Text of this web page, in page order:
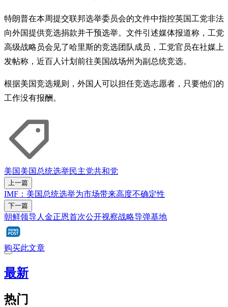
特朗普在本周提交联邦选举委员会的文件中指控英国工党非法
向外国提供竞选捐款并干预选举。文件引述媒体报道称，工党
高级战略员会见了哈里斯的竞选团队成员，工党官员在社媒上
发帖称，近百人计划前往美国战场州为副总统竞选。
根据美国竞选规则，外国人可以担任竞选志愿者，只要他们的
工作没有报酬。
美国美国总统选举民主党共和党
上一篇
IMF：美国总统选举为市场带来高度不确定性
下一篇
朝鲜领导人金正恩首次公开视察战略导弹基地
购买此文章
最新
热门